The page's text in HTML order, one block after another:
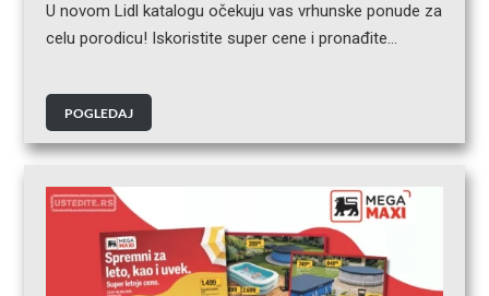
U novom Lidl katalogu očekuju vas vrhunske ponude za
celu porodicu! Iskoristite super cene i pronađite…
POGLEDAJ